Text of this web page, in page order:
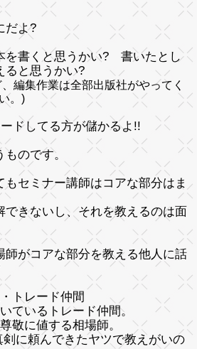
だよ?
を書くと思うかい? 書いたとし
ると思うかい?
編集作業は全部出版社がやってく
。)
ドしてる方が儲かるよ!!
のです。
セミナー講師はコアな部分はま
できないし、それを教えるのは面
師がコアな部分を教える他人に話
トレード仲間
いるトレード仲間。
に値する相場師。
に頼んできたヤツで教えがいの